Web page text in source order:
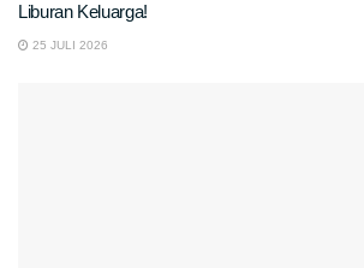
Liburan Keluarga!
25 JULI 2026